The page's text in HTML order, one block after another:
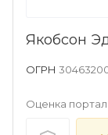
Якобсон
ОГРН
Оценка